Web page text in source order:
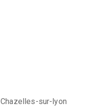
Chazelles-sur-lyon